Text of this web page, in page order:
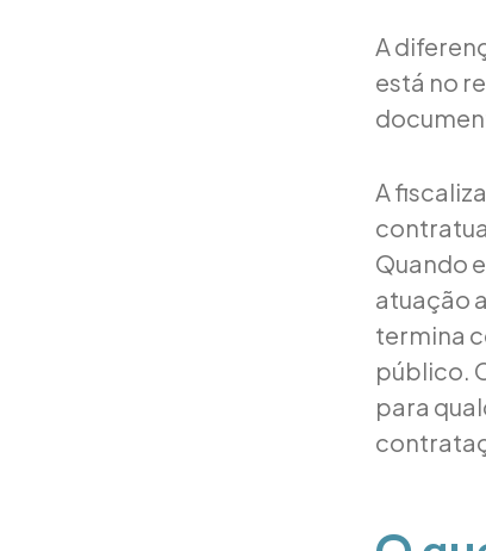
A
está no
A
Quando
atuação
termina
público.
para